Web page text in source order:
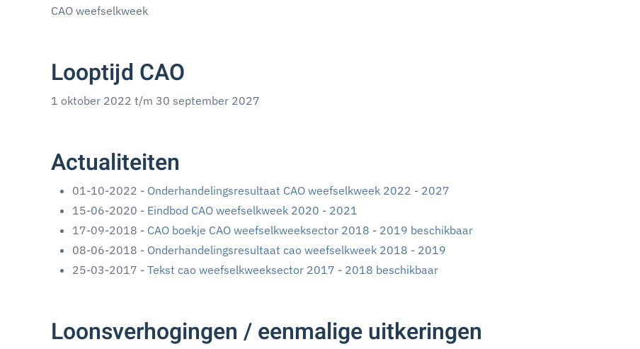
CAO weefselkweek
Looptijd CAO
1 oktober 2022 t/m 30 september 2027
Actualiteiten
01-10-2022 - Onderhandelingsresultaat CAO weefselkweek 2022 - 2027
15-06-2020 - Eindbod CAO weefselkweek 2020 - 2021
17-09-2018 - CAO boekje CAO weefselkweeksector 2018 - 2019 beschikbaar
08-06-2018 - Onderhandelingsresultaat cao weefselkweek 2018 - 2019
25-03-2017 - Tekst cao weefselkweeksector 2017 - 2018 beschikbaar
Loonsverhogingen / eenmalige uitkeringen